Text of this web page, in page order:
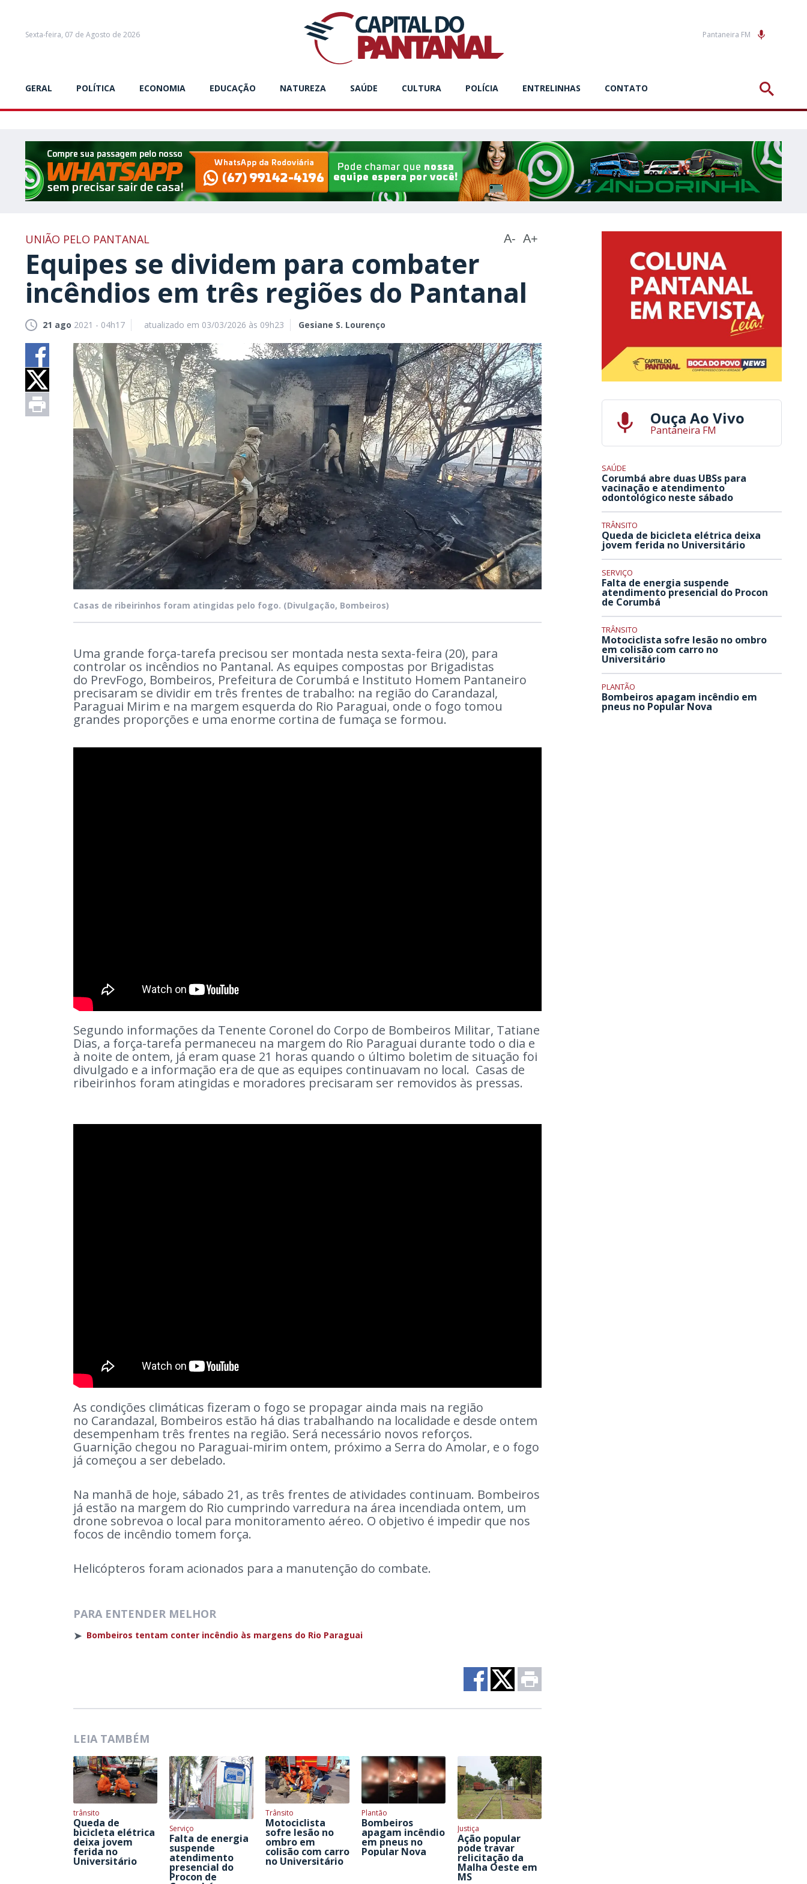
Sexta-feira, 07 de Agosto de 2026 Pantaneira FM
GERAL POLÍTICA ECONOMIA EDUCAÇÃO NATUREZA SAÚDE CULTURA POLÍCIA ENTRELINHAS CONTATO
UNIÃO PELO PANTANAL A- A+
Equipes se dividem para combater
incêndios em três regiões do Pantanal
21 ago 2021 - 04h17 atualizado em 03/03/2026 às 09h23 Gesiane S. Lourenço
Casas de ribeirinhos foram atingidas pelo fogo. (Divulgação, Bombeiros)
Uma grande força-tarefa precisou ser montada nesta sexta-feira (20), para
controlar os incêndios no Pantanal. As equipes compostas por Brigadistas
do PrevFogo, Bombeiros, Prefeitura de Corumbá e Instituto Homem Pantaneiro
precisaram se dividir em três frentes de trabalho: na região do Carandazal,
Paraguai Mirim e na margem esquerda do Rio Paraguai, onde o fogo tomou
grandes proporções e uma enorme cortina de fumaça se formou.
Segundo informações da Tenente Coronel do Corpo de Bombeiros Militar, Tatiane
Dias, a força-tarefa permaneceu na margem do Rio Paraguai durante todo o dia e
à noite de ontem, já eram quase 21 horas quando o último boletim de situação foi
divulgado e a informação era de que as equipes continuavam no local. Casas de
ribeirinhos foram atingidas e moradores precisaram ser removidos às pressas.
As condições climáticas fizeram o fogo se propagar ainda mais na região
no Carandazal, Bombeiros estão há dias trabalhando na localidade e desde ontem
desempenham três frentes na região. Será necessário novos reforços.
Guarnição chegou no Paraguai-mirim ontem, próximo a Serra do Amolar, e o fogo
já começou a ser debelado.
Na manhã de hoje, sábado 21, as três frentes de atividades continuam. Bombeiros
já estão na margem do Rio cumprindo varredura na área incendiada ontem, um
drone sobrevoa o local para monitoramento aéreo. O objetivo é impedir que nos
focos de incêndio tomem força.
Helicópteros foram acionados para a manutenção do combate.
PARA ENTENDER MELHOR
➤ Bombeiros tentam conter incêndio às margens do Rio Paraguai
LEIA TAMBÉM
trânsito
Queda de
bicicleta elétrica
deixa jovem
ferida no
Universitário
Serviço
Falta de energia
suspende
atendimento
presencial do
Procon de
Trânsito
Motociclista
sofre lesão no
ombro em
colisão com carro
no Universitário
Plantão
Bombeiros
apagam incêndio
em pneus no
Popular Nova
Justiça
Ação popular
pode travar
relicitação da
Malha Oeste em
MS
Ouça Ao Vivo
Pantaneira FM
SAÚDE
Corumbá abre duas UBSs para
vacinação e atendimento
odontológico neste sábado
TRÂNSITO
Queda de bicicleta elétrica deixa
jovem ferida no Universitário
SERVIÇO
Falta de energia suspende
atendimento presencial do Procon
de Corumbá
TRÂNSITO
Motociclista sofre lesão no ombro
em colisão com carro no
Universitário
PLANTÃO
Bombeiros apagam incêndio em
pneus no Popular Nova